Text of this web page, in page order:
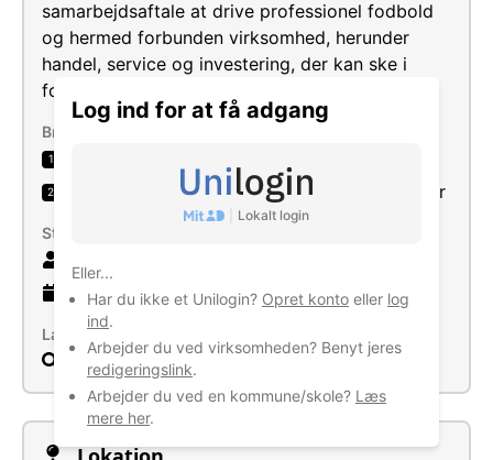
Log ind for at få adgang
Lokalt login
Eller...
Har du ikke et Unilogin? Opret konto eller log
ind.
Arbejder du ved virksomheden? Benyt jeres
redigeringslink.
Arbejder du ved en kommune/skole? Læs
mere her.
samarbejdsaftale at drive professionel fodbold
og hermed forbunden virksomhed, herunder
handel, service og investering, der kan ske i
forening med professionel fodbold.
Brancher
1
2 Udskænkning af ikke-alkoholiske drikkevarer
Størrelse
27 år gammel virksomhed
Læs mere
Søg